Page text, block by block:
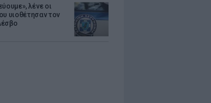
λένε οι
υιοθέτησαν τον